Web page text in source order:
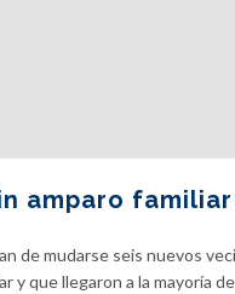
amparo familiar
de mudarse seis nuevos
y que llegaron a la mayoría